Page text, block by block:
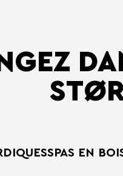
SPAS EN